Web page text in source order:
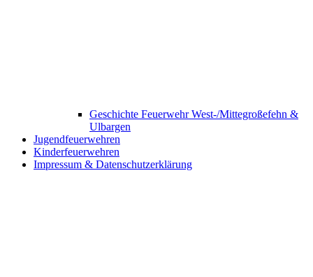
Geschichte Feuerwehr West-/Mittegroßefehn &
Ulbargen
Jugendfeuerwehren
Kinderfeuerwehren
Impressum & Datenschutzerklärung